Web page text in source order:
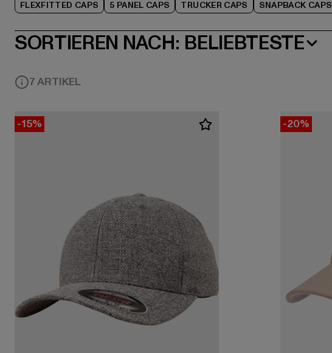
FLEXFITTED CAPS 5 PANEL CAPS TRUCKER CAPS SNAPBACK CAPS
SORTIEREN NACH: BELIEBTESTE
7 ARTIKEL
-15% -20%